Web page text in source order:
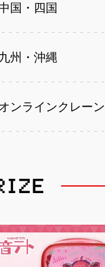
国・四国
九州・沖縄
ンラインクレーン